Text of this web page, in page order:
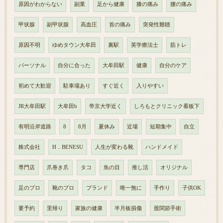
原因がわからない 副業 足から健康 膝の痛み 腰の痛み
甲状腺 副甲状腺 高血圧 首の痛み 突発性難聴
原因不明 ゆめタウン大牟田 裏駅 英学療法士 筋トレ
パーソナル 自分に合った 大牟田駅 健康 自分のケア
初めて大歓迎 駐車場あり すぐ近く 入りやすい
JR大牟田駅 大牟田b 帝京大学近く しろもとクリニック看板下
有明沿岸道路 8 8月 夏休み 近場 短期集中 自立
株式会社 H．BENESU 人生が変わる靴 ハンドメイド
専門店 爪巻き爪 タコ 魚の目 推し活 オリジナル
足のプロ 靴のプロ ブランド 唯一無に 手作り 子供OK
要予約 里帰り 家族の健康 半月板損傷 股関節手術